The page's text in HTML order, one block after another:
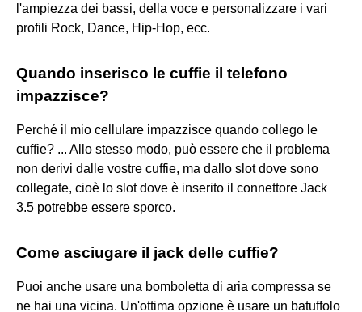
l'ampiezza dei bassi, della voce e personalizzare i vari
profili Rock, Dance, Hip-Hop, ecc.
Quando inserisco le cuffie il telefono
impazzisce?
Perché il mio cellulare impazzisce quando collego le
cuffie? ... Allo stesso modo, può essere che il problema
non derivi dalle vostre cuffie, ma dallo slot dove sono
collegate, cioè lo slot dove è inserito il connettore Jack
3.5 potrebbe essere sporco.
Come asciugare il jack delle cuffie?
Puoi anche usare una bomboletta di aria compressa se
ne hai una vicina. Un'ottima opzione è usare un batuffolo